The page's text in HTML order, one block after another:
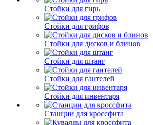
Стойки для гирь
Стойки для грифов
Стойки для дисков и блинов
Стойки для штанг
Стойки для гантелей
Стойки для инвентаря
Станции для кроссфита